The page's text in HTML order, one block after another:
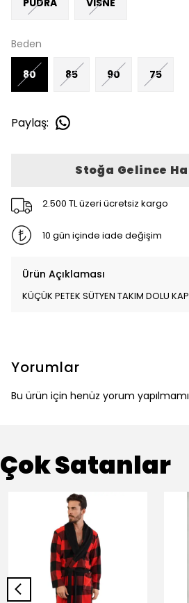
Beden
80 85 90 75
Paylaş:
Stoğa Gelince
2.500 TL üzeri ücretsiz kargo
10 gün içinde iade değişim
Ürün Açıklaması
KÜÇÜK PETEK SÜTYEN TAKIM DOLU
Yorumlar
Bu ürün için henüz yorum
Çok Satanlar